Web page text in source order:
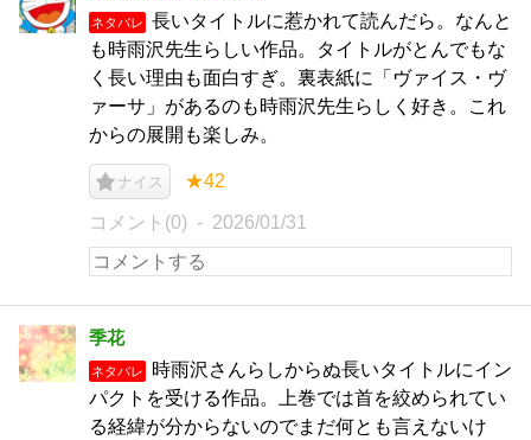
ネタバレ
長いタイトルに惹かれて読んだら。なんと
も時雨沢先生らしい作品。タイトルがとんでもな
く長い理由も面白すぎ。裏表紙に「ヴァイス・ヴ
ァーサ」があるのも時雨沢先生らしく好き。これ
からの展開も楽しみ。
ナイス ★42
コメント(0) 2026/01/31
季花
ネタバレ
時雨沢さんらしからぬ長いタイトルにイン
パクトを受ける作品。上巻では首を絞められてい
る経緯が分からないのでまだ何とも言えないけ